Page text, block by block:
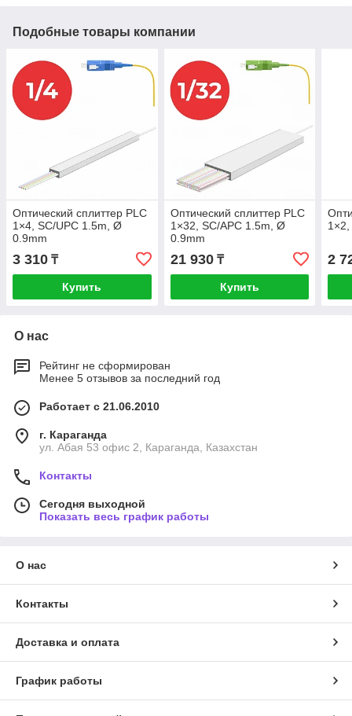
Подобные товары компании
Оптический cплиттер PLC
1×4, SC/UPC 1.5m, Ø
0.9mm
3 310 ₸
Купить
Оптический cплиттер PLC
1×32, SC/APC 1.5m, Ø
0.9mm
21 930₸
Купить
2
О нас
Рейтинг не сформирован
Менее 5 отзывов за последний год
Работает с 21.06.2010
г. Караганда
ул. Абая 53 офис 2, Караганда, Казахстан
Контакты
Сегодня выходной
Показать весь график работы
О нас
Контакты
Доставка и оплата
График работы